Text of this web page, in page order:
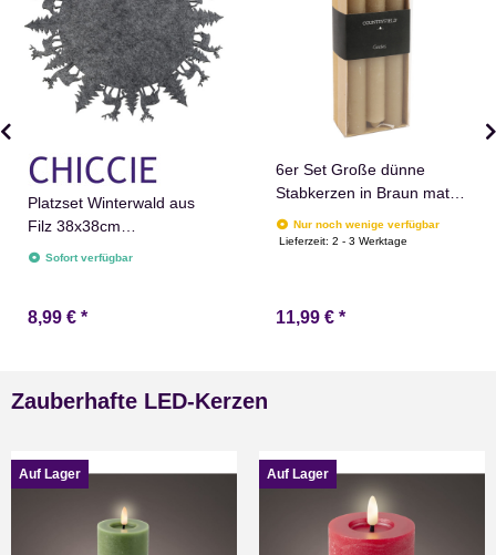
Platzset Winterwald aus
Filz 38x38cm
Platzdeckchen Tischdeko
Sofort verfügbar
8,99 € *
6er Set Große dünne
Stabkerzen in Braun matt
20 cm lang x 2 cm
durchmesser Countryfield
Nur noch wenige verfügbar
Lieferzeit:2 - 3 Werktage
11,99 € *
Zauberhafte LED-Kerzen
Auf Lager Auf Lager